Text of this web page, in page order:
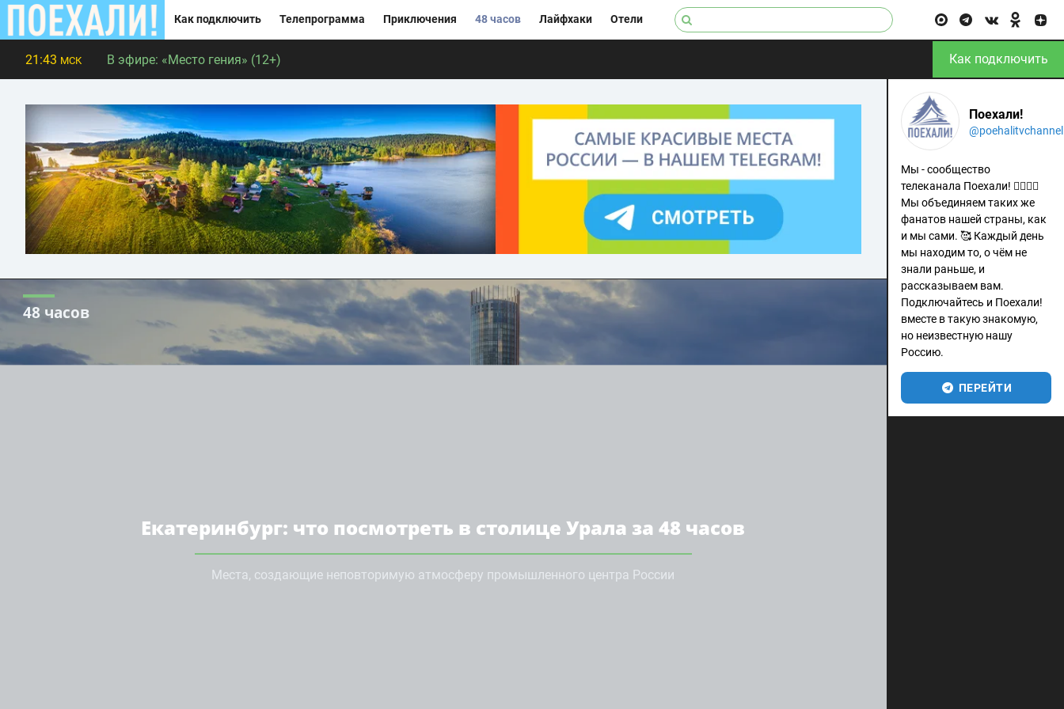
Как подключить Телепрограмма Приключения 48 часов Лайфхаки Отели
21:43 МСК В эфире: «Место гения» (12+) Как подключить
48 часов
Екатеринбург: что посмотреть в столице Урала за 48 часов
Места, создающие неповторимую атмосферу промышленного центра России
Поехали!
@poehalitvchannel
Мы - сообщество
телеканала Поехали! 🙋‍♂️🙋‍♀️
Мы объединяем таких же
фанатов нашей страны, как
и мы сами. 🥰 Каждый день
мы находим то, о чём не
знали раньше, и
рассказываем вам.
Подключайтесь и Поехали!
вместе в такую знакомую,
но неизвестную нашу
Россию.
ПЕРЕЙТИ